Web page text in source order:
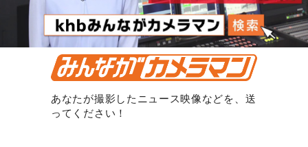
あなたが撮影したニュース映像などを、送
ってください！